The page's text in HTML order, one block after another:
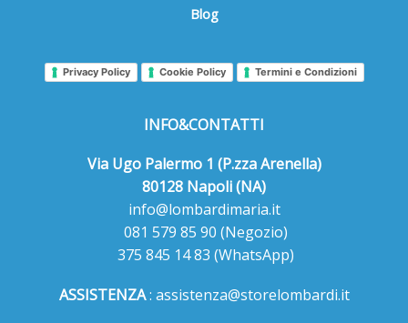
Blog
Privacy Policy Cookie Policy Termini e Condizioni
INFO&CONTATTI
Via Ugo Palermo 1 (P.zza Arenella)
80128 Napoli (NA)
info@lombardimaria.it
081 579 85 90 (Negozio)
375 845 14 83 (WhatsApp)
ASSISTENZA: assistenza@storelombardi.it